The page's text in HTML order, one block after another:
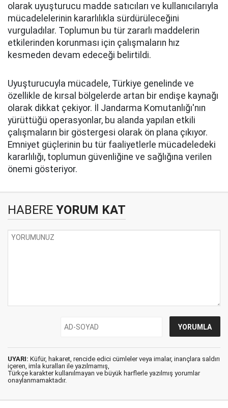
olarak uyuşturucu madde satıcıları ve kullanıcılarıyla
mücadelelerinin kararlılıkla sürdürüleceğini
vurguladılar. Toplumun bu tür zararlı maddelerin
etkilerinden korunması için çalışmaların hız
kesmeden devam edeceği belirtildi.
Uyuşturucuyla mücadele, Türkiye genelinde ve
özellikle de kırsal bölgelerde artan bir endişe kaynağı
olarak dikkat çekiyor. İl Jandarma Komutanlığı'nın
yürüttüğü operasyonlar, bu alanda yapılan etkili
çalışmaların bir göstergesi olarak ön plana çıkıyor.
Emniyet güçlerinin bu tür faaliyetlerle mücadeledeki
kararlılığı, toplumun güvenliğine ve sağlığına verilen
önemi gösteriyor.
HABERE YORUM KAT
UYARI: Küfür, hakaret, rencide edici cümleler veya imalar, inançlara saldırı
içeren, imla kuralları ile yazılmamış,
Türkçe karakter kullanılmayan ve büyük harflerle yazılmış yorumlar
onaylanmamaktadır.